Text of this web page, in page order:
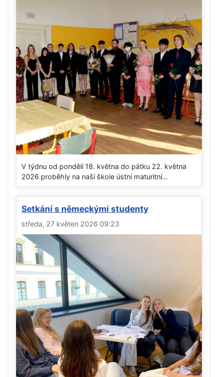
V týdnu od pondělí 18. května do pátku 22. května
2026 proběhly na naší škole ústní maturitní...
Setkání s německými studenty
středa, 27 květen 2026 09:23